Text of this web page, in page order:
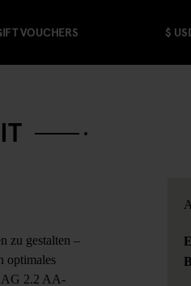
VOUCHERS $
zu gestalten –
optimales
2.2 AA-